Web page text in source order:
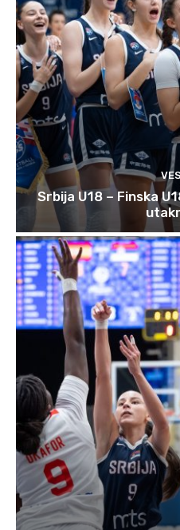
Srbija U18 – Finska